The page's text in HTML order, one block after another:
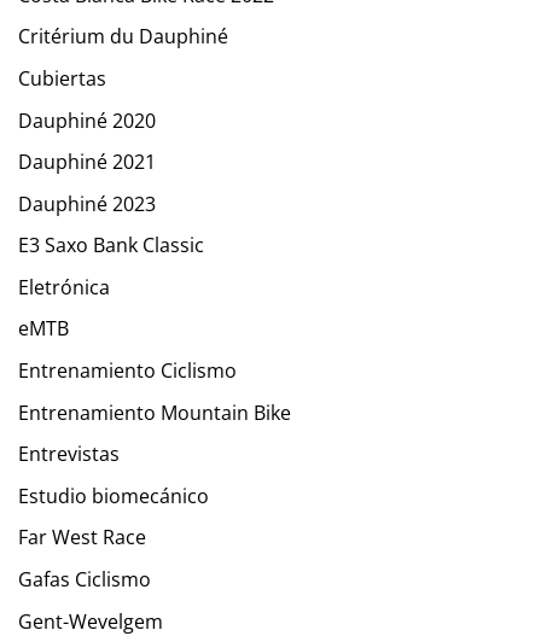
Critérium du Dauphiné
Cubiertas
Dauphiné 2020
Dauphiné 2021
Dauphiné 2023
E3 Saxo Bank Classic
Eletrónica
eMTB
Entrenamiento Ciclismo
Entrenamiento Mountain Bike
Entrevistas
Estudio biomecánico
Far West Race
Gafas Ciclismo
Gent-Wevelgem